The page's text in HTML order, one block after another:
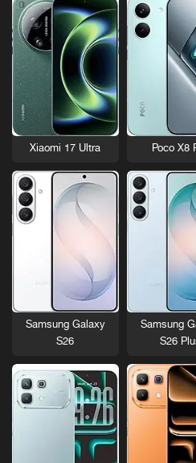
Poco X8
Xiaomi 17 Ultra
Samsung
S26
Samsung Galaxy
S26